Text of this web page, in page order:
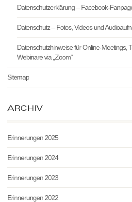
Datenschutzerklärung – Facebook-
Datenschutz – Fotos, Videos und
Datenschutzhinweise für Online-Meetings,
Webinare via „Zoom“
Sitemap
ARCHIV
Erinnerungen 2025
Erinnerungen 2024
Erinnerungen 2023
Erinnerungen 2022